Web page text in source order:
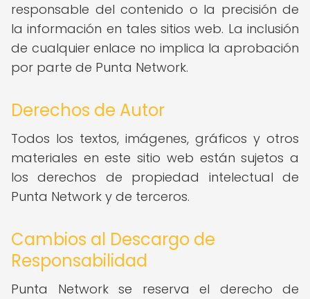
responsable del contenido o la precisión de
la información en tales sitios web. La inclusión
de cualquier enlace no implica la aprobación
por parte de Punta Network.
Derechos de Autor
Todos los textos, imágenes, gráficos y otros
materiales en este sitio web están sujetos a
los derechos de propiedad intelectual de
Punta Network y de terceros.
Cambios al Descargo de
Responsabilidad
Punta Network se reserva el derecho de